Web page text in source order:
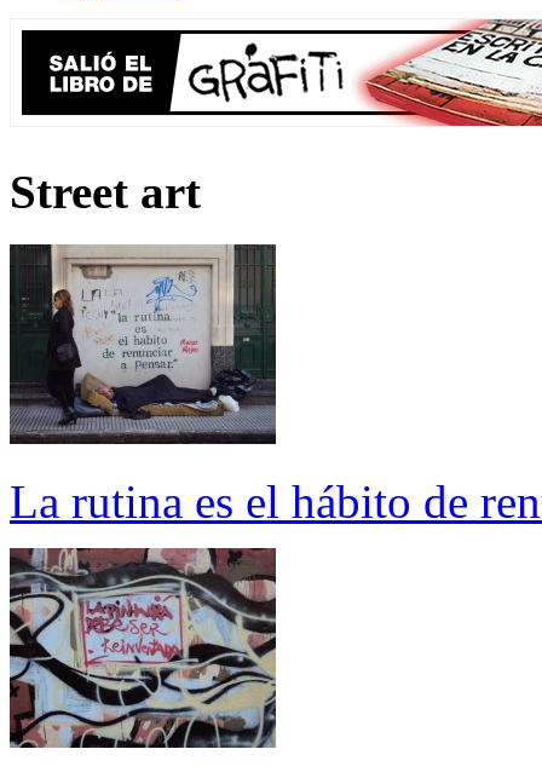
Street art
La rutina es el hábito de